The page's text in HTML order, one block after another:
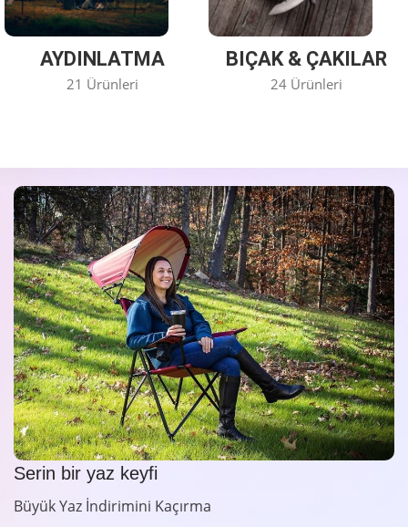
AYDINLATMA
21 Ürünleri
BIÇAK & ÇAKILAR
24 Ürünleri
Serin bir yaz keyfi
Büyük Yaz İndirimini Kaçırma